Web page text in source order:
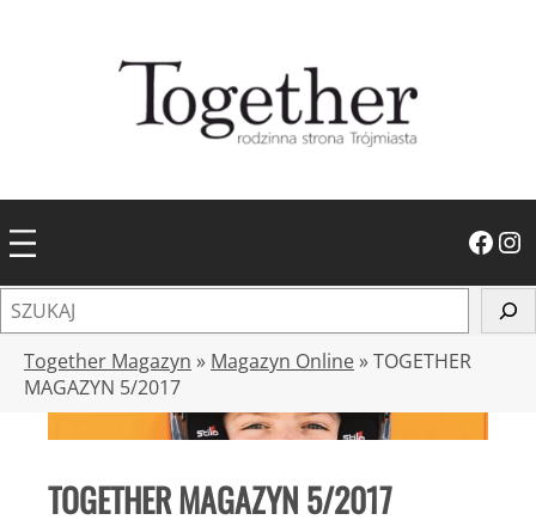
Facebook Instagram
z
Together Magazyn » Magazyn Online»TOGETHER
MAGAZYN 5/2017
TOGETHER MAGAZYN 5/2017